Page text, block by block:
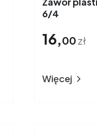
6/4
16,00 zł
Więcej